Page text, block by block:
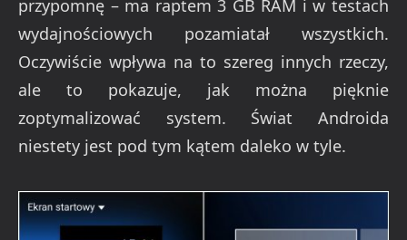
przypomnę – ma raptem 3 GB RAM i w testach
wydajnościowych pozamiatał wszystkich.
Oczywiście wpływa na to szereg innych rzeczy,
ale to pokazuje, jak można pięknie
zoptymalizować system. Świat Androida
niestety jest pod tym kątem daleko w tyle.